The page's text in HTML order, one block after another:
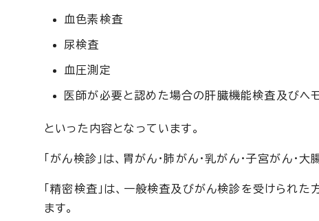
血色素検査
尿検査
血圧測定
医師が必要と認めた場合の肝臓機能検査及びヘ
といった内容となっています。
「がん検診」は、胃がん・肺がん・乳がん・子宮がん
「精密検査」は、一般検査及びがん検診を受けられ
ます。